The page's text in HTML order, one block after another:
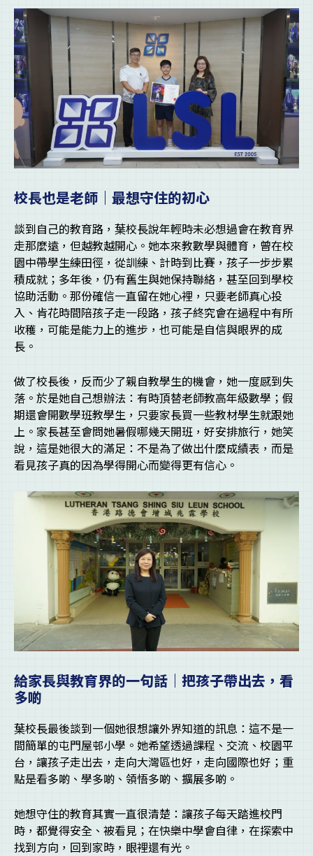
校長也是老師｜最想守住的初心
談到自己的教育路，葉校長說年輕時未必想過會在教育界
走那麼遠，但越教越開心。她本來教數學與體育，曾在校
園中帶學生練田徑，從訓練、計時到比賽，孩子一步步累
積成就；多年後，仍有舊生與她保持聯絡，甚至回到學校
協助活動。那份確信一直留在她心裡，只要老師真心投
入、肯花時間陪孩子走一段路，孩子終究會在過程中有所
收穫，可能是能力上的進步，也可能是自信與眼界的成
長。
做了校長後，反而少了親自教學生的機會，她一度感到失
落。於是她自己想辦法：有時頂替老師教高年級數學；假
期還會開數學班教學生，只要家長買一些教材學生就跟她
上。家長甚至會問她暑假哪幾天開班，好安排旅行，她笑
說，這是她很大的滿足：不是為了做出什麼成績表，而是
看見孩子真的因為學得開心而變得更有信心。
給家長與教育界的一句話｜把孩子帶出去，看
多啲
葉校長最後談到一個她很想讓外界知道的訊息：這不是一
間簡單的屯門屋邨小學。她希望透過課程、交流、校園平
台，讓孩子走出去，走向大灣區也好，走向國際也好；重
點是看多啲、學多啲、領悟多啲、擴展多啲。
她想守住的教育其實一直很清楚：讓孩子每天踏進校門
時，都覺得安全、被看見；在快樂中學會自律，在探索中
找到方向，回到家時，眼裡還有光。